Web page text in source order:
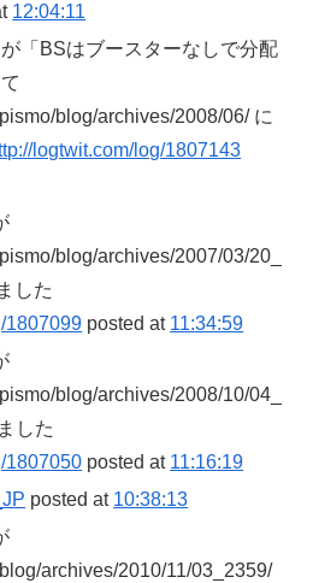
12:04:11
「BSはブースターなしで分配
blog/archives/2008/06/ に
logtwit.com/log/1807143
blog/archives/2007/03/20_
した
1807099 posted at 11:34:59
blog/archives/2008/10/04_
した
1807050 posted at 11:16:19
posted at 10:38:13
archives/2010/11/03_2359/